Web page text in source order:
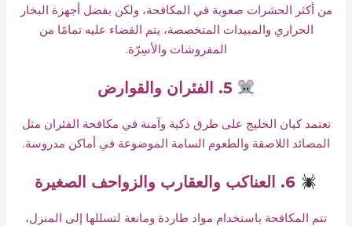
من أكثر الحشرات صعوبة في المكافحة، ولكن بفضل أجهزة البخار
الحراري والمبيدات المتخصصة، يتم القضاء عليه تمامًا من
المفروشات والأسِرّة.
5. الفئران والقوارض
تعتمد كيان الخليج على طرق ذكية وآمنة في مكافحة الفئران مثل
المصائد اللاصقة والطعوم السامة الموضوعة في أماكن مدروسة.
6. العناكب والعقارب والزواحف الصغيرة
تتم المكافحة باستخدام مواد طاردة ومانعة لتسللها إلى المنزل،